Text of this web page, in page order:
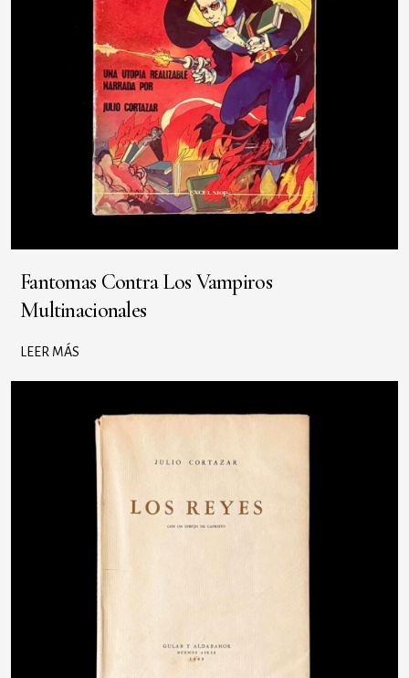
Fantomas Contra Los Vampiros
Multinacionales
LEER MÁS